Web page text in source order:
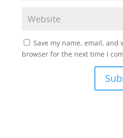
Save my name, email, and
browser for the next time I